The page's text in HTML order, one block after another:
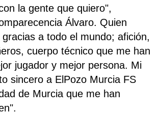
la gente que quiero",
Álvaro. Quien
a todo el mundo; afición,
cuerpo técnico que me han
jugador y mejor persona. Mi
sincero a ElPozo Murcia FS
de Murcia que me han